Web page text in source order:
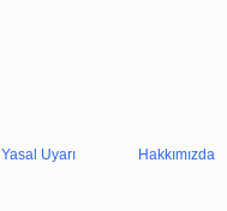
Yasal Uyarı Hakkımızda